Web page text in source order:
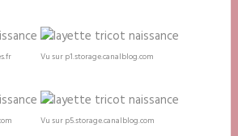
Vu sur p1.storage.canalblog.com
Vu sur p5.storage.canalblog.com